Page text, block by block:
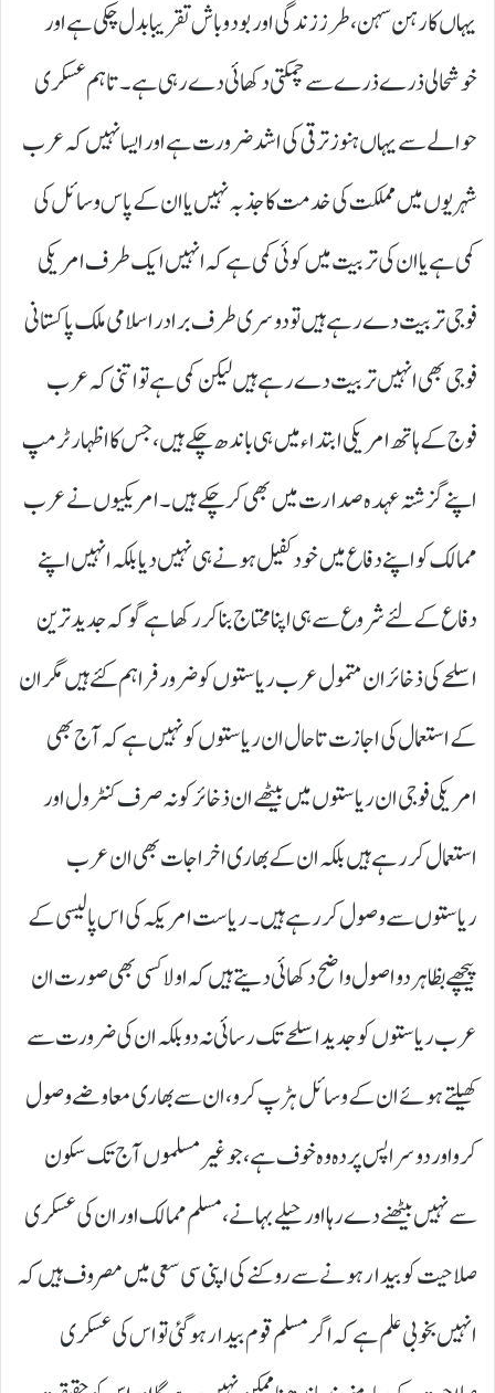
یہاں کا رہن سہن، طرز زندگی اور بود و باش تقریبا بدل چکی ہے اور
خوشحالی ذرے ذرے سے چمکتی دکھائی دے رہی ہے۔ تاہم عسکری
حوالے سے یہاں ہنوز ترقی کی اشد ضرورت ہے اور ایسا نہیں کہ عرب
شہریوں میں مملکت کی خدمت کا جذبہ نہیں یا ان کے پاس وسائل کی
کمی ہے یا ان کی تربیت میں کوئی کمی ہے کہ انہیں ایک طرف امریکی
فوجی تربیت دے رہے ہیں تو دوسری طرف برادر اسلامی ملک پاکستانی
فوجی بھی انہیں تربیت دے رہے ہیں لیکن کمی ہے تو اتنی کہ عرب
فوج کے ہاتھ امریکی ابتداء میں ہی باندھ چکے ہیں،جس کا اظہار ٹرمپ
اپنے گزشتہ عہدہ صدارت میں بھی کر چکے ہیں۔ امریکیوں نے عرب
ممالک کو اپنے دفاع میں خودکفیل ہونے ہی نہیں دیا بلکہ انہیں اپنے
دفاع کے لئے شروع سے ہی اپنا محتاج بنا کر رکھا ہے گو کہ جدید ترین
اسلحے کی ذخائر ان متمول عرب ریاستوں کو ضرور فراہم کئے ہیں مگر ان
کے استعمال کی اجازت تاحال ان ریاستوں کو نہیں ہے کہ آج بھی
امریکی فوجی ان ریاستوں میں بیٹھے ان ذخائر کو نہ صرف کنٹرول اور
استعمال کر رہے ہیں بلکہ ان کے بھاری اخراجات بھی ان عرب
ریاستوں سے وصول کررہے ہیں۔ریاست امریکہ کی اس پالیسی کے
پیچھے بظاہر دو اصول واضح دکھائی دیتے ہیں کہ اولا کسی بھی صورت ان
عرب ریاستوں کو جدید اسلحے تک رسائی نہ دو بلکہ ان کی ضرورت سے
کھیلتے ہوئے ان کے وسائل ہڑپ کرو،ان سے بھاری معاوضے وصول
کرواور دوسرا پس پردہ وہ خوف ہے،جو غیر مسلموں آج تک سکون
سے نہیں بیٹھنے دے رہا اور حیلے بہانے،مسلم ممالک اور ان کی عسکری
صلاحیت کو بیدار ہونے سے روکنے کی اپنی سی سعی میں مصروف ہیں کہ
انہیں بخوبی علم ہے کہ اگر مسلم قوم بیدار ہو گئی تو اس کی عسکری